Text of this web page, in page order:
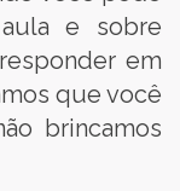
e sobre
em
que você
brincamos